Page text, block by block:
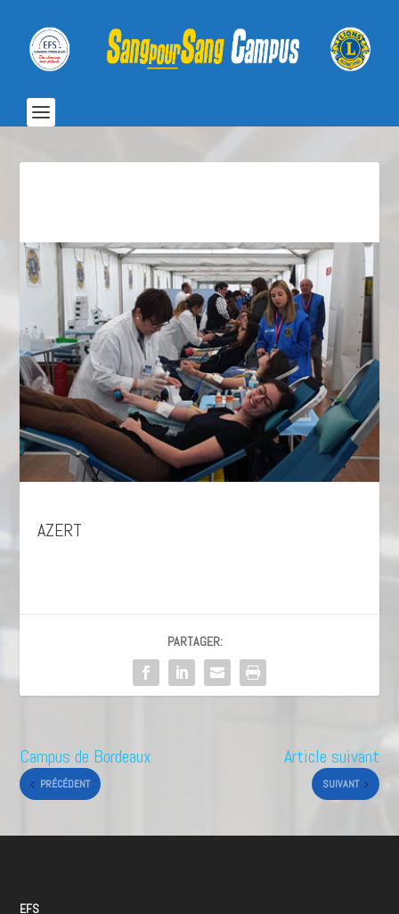
AZERT
PARTAGER:
Campus de Bordeaux
PRÉCÉDENT
Article suivant
SUIVANT
EFS